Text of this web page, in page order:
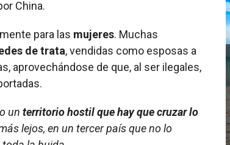
China.
para las mujeres. Muchas
de trata, vendidas como esposas a
aprovechándose de que, al ser ilegales,
un territorio hostil que hay que cruzar lo
lejos, en un tercer país que no lo